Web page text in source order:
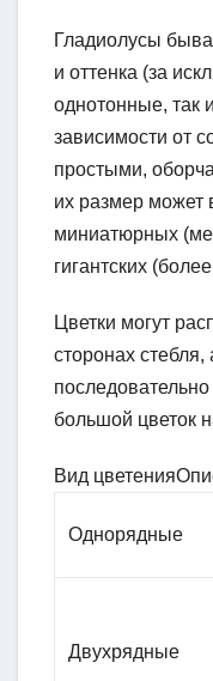
Гладиолусы
и оттенка (за
однотонные, так
зависимости от
простыми,
их размер может
миниатюрных
гигантских
Цветки могут
сторонах
большой цветок
Вид
Однорядные
Двухрядные